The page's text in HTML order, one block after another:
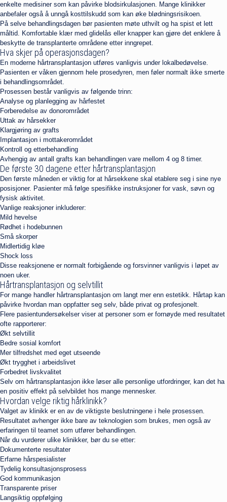
enkelte medisiner som kan påvirke blodsirkulasjonen. Mange klinikker
anbefaler også å unngå kosttilskudd som kan øke blødningsrisikoen.
På selve behandlingsdagen bør pasienten møte uthvilt og ha spist et lett
måltid. Komfortable klær med glidelås eller knapper kan gjøre det enklere å
beskytte de transplanterte områdene etter inngrepet.
Hva skjer på operasjonsdagen?
En moderne hårtransplantasjon utføres vanligvis under lokalbedøvelse.
Pasienten er våken gjennom hele prosedyren, men føler normalt ikke smerte
i behandlingsområdet.
Prosessen består vanligvis av følgende trinn:
Analyse og planlegging av hårfestet
Forberedelse av donorområdet
Uttak av hårsekker
Klargjøring av grafts
Implantasjon i mottakerområdet
Kontroll og etterbehandling
Avhengig av antall grafts kan behandlingen vare mellom 4 og 8 timer.
De første 30 dagene etter hårtransplantasjon
Den første måneden er viktig for at hårsekkene skal etablere seg i sine nye
posisjoner. Pasienter må følge spesifikke instruksjoner for vask, søvn og
fysisk aktivitet.
Vanlige reaksjoner inkluderer:
Mild hevelse
Rødhet i hodebunnen
Små skorper
Midlertidig kløe
Shock loss
Disse reaksjonene er normalt forbigående og forsvinner vanligvis i løpet av
noen uker.
Hårtransplantasjon og selvtillit
For mange handler hårtransplantasjon om langt mer enn estetikk. Hårtap kan
påvirke hvordan man oppfatter seg selv, både privat og profesjonelt.
Flere pasientundersøkelser viser at personer som er fornøyde med resultatet
ofte rapporterer:
Økt selvtillit
Bedre sosial komfort
Mer tilfredshet med eget utseende
Økt trygghet i arbeidslivet
Forbedret livskvalitet
Selv om hårtransplantasjon ikke løser alle personlige utfordringer, kan det ha
en positiv effekt på selvbildet hos mange mennesker.
Hvordan velge riktig hårklinikk?
Valget av klinikk er en av de viktigste beslutningene i hele prosessen.
Resultatet avhenger ikke bare av teknologien som brukes, men også av
erfaringen til teamet som utfører behandlingen.
Når du vurderer ulike klinikker, bør du se etter:
Dokumenterte resultater
Erfarne hårspesialister
Tydelig konsultasjonsprosess
God kommunikasjon
Transparente priser
Langsiktig oppfølging